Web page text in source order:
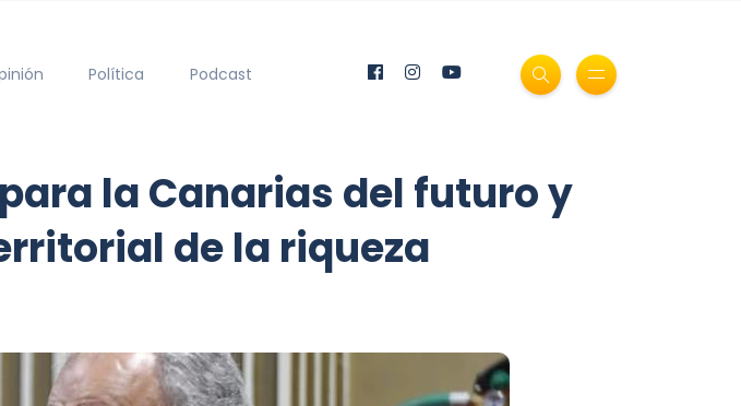
Política Podcast
la Canarias del futuro y
de la riqueza